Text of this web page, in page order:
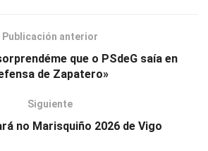
Publicación anterior
que o PSdeG saía en
de Zapatero»
Siguiente
no Marisquiño 2026 de Vigo